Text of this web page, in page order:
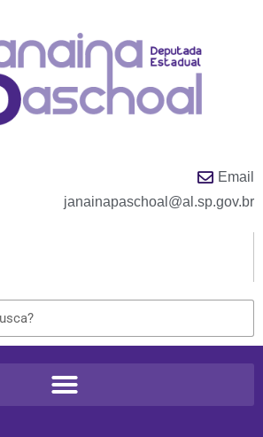
Email
janainapaschoal@al.sp.gov.br